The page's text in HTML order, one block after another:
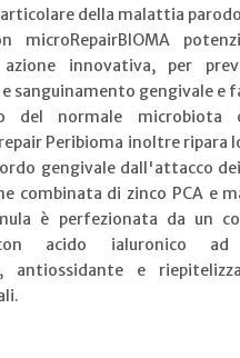
della malattia
microRepairBIOMA
innovativa, per
sanguinamento gengivale e
del normale microbiota
Peribioma inoltre ripara
gengivale dall'attacco
combinata di zinco PCA e
è perfezionata da un
acido ialuronico ad
antiossidante e